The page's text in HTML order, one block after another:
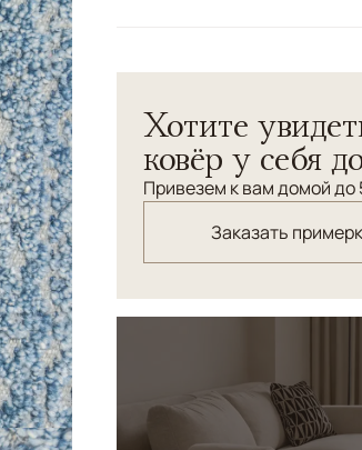
синего цвета станет ярким
Хотите
ковёр у себя
Привезем к вам домой до
Заказать